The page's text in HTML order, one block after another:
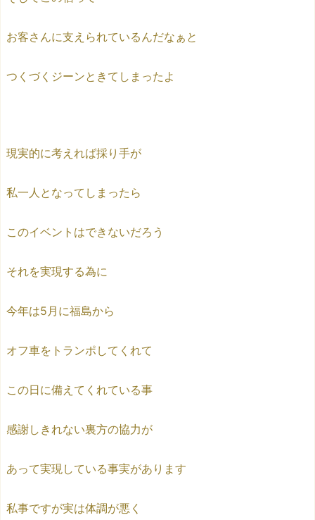
お客さんに支えられているんだなぁと
つくづくジーンときてしまったよ
現実的に考えれば採り手が
私一人となってしまったら
このイベントはできないだろう
それを実現する為に
今年は5月に福島から
オフ車をトランポしてくれて
この日に備えてくれている事
感謝しきれない裏方の協力が
あって実現している事実があります
私事ですが実は体調が悪く